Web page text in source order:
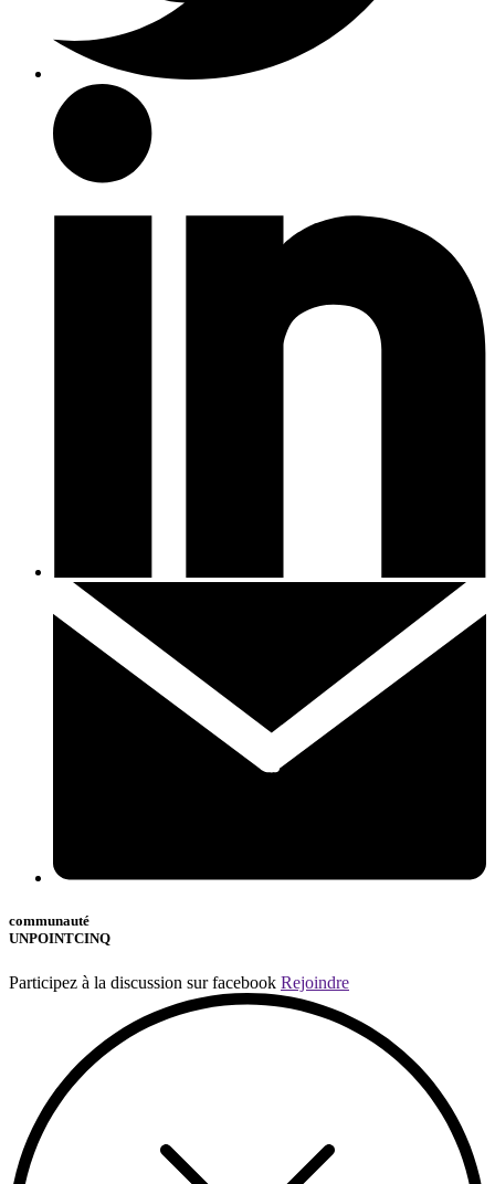
communauté
UNPOINTCINQ
Participez à la discussion sur facebook Rejoindre